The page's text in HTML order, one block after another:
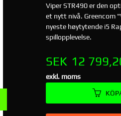
Viper STR490 er den
et nytt nivå. Greencom
nyeste høytytende i5
spillopplevelse.
Pris
SEK 12
exkl. moms